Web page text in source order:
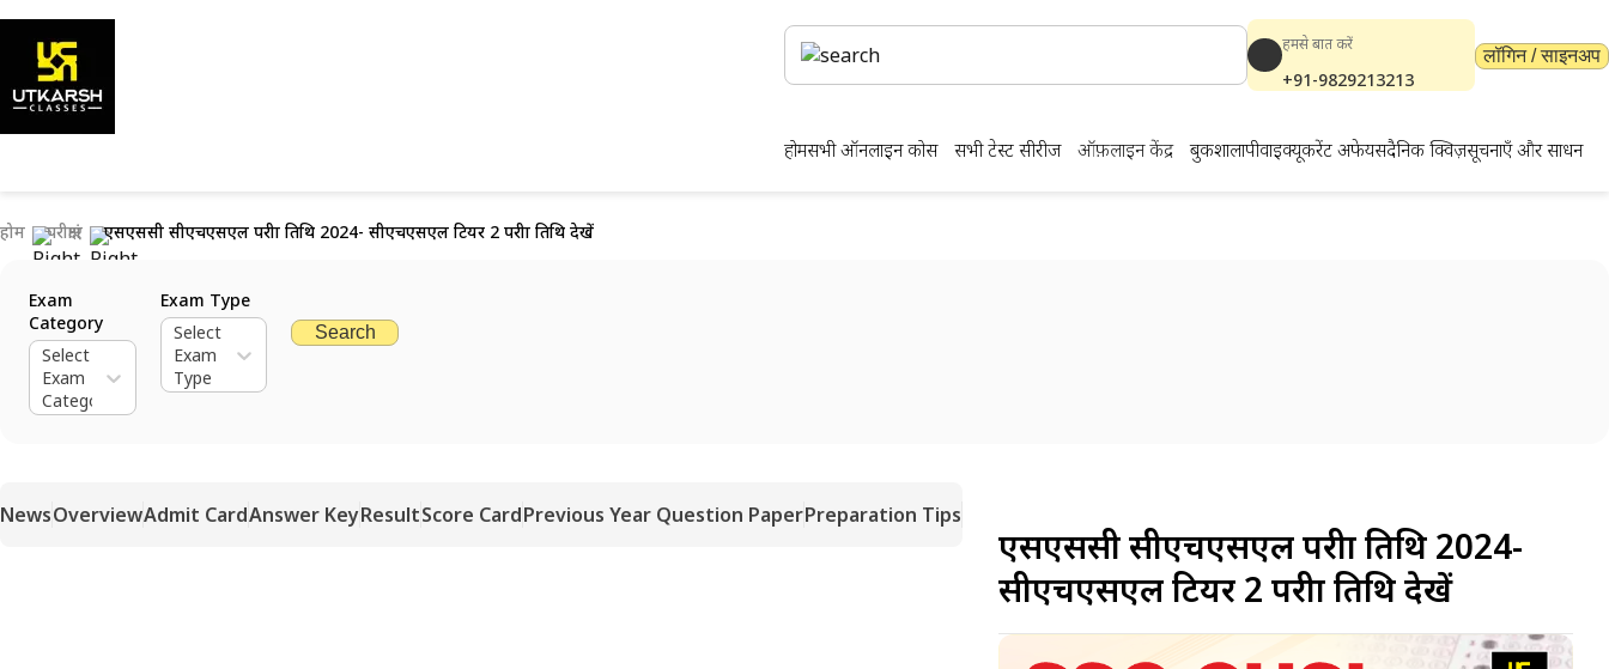
हमसे बात करें
+91-9829213213
लॉगिन / साइनअप
होमसभी ऑनलाइन कोर्स सभी टेस्ट सीरीज ऑफ़लाइन केंद्र बुकशालापीवाईक्यूकरेंट अफेयर्सदैनिक क्विज़सूचनाएँ और साधन
होम परीक्षाएं एसएससी सीएचएसएल परीक्षा तिथि 2024- सीएचएसएल टियर 2 परीक्षा तिथि देखें
Exam
Category
Select
Exam
Category
Exam Type
Select
Exam
Type
Search
NewsOverviewAdmit CardAnswer KeyResultScore CardPrevious Year Question PaperPreparation Tips
एसएससी सीएचएसएल परीक्षा तिथि 2024-
सीएचएसएल टियर 2 परीक्षा तिथि देखें